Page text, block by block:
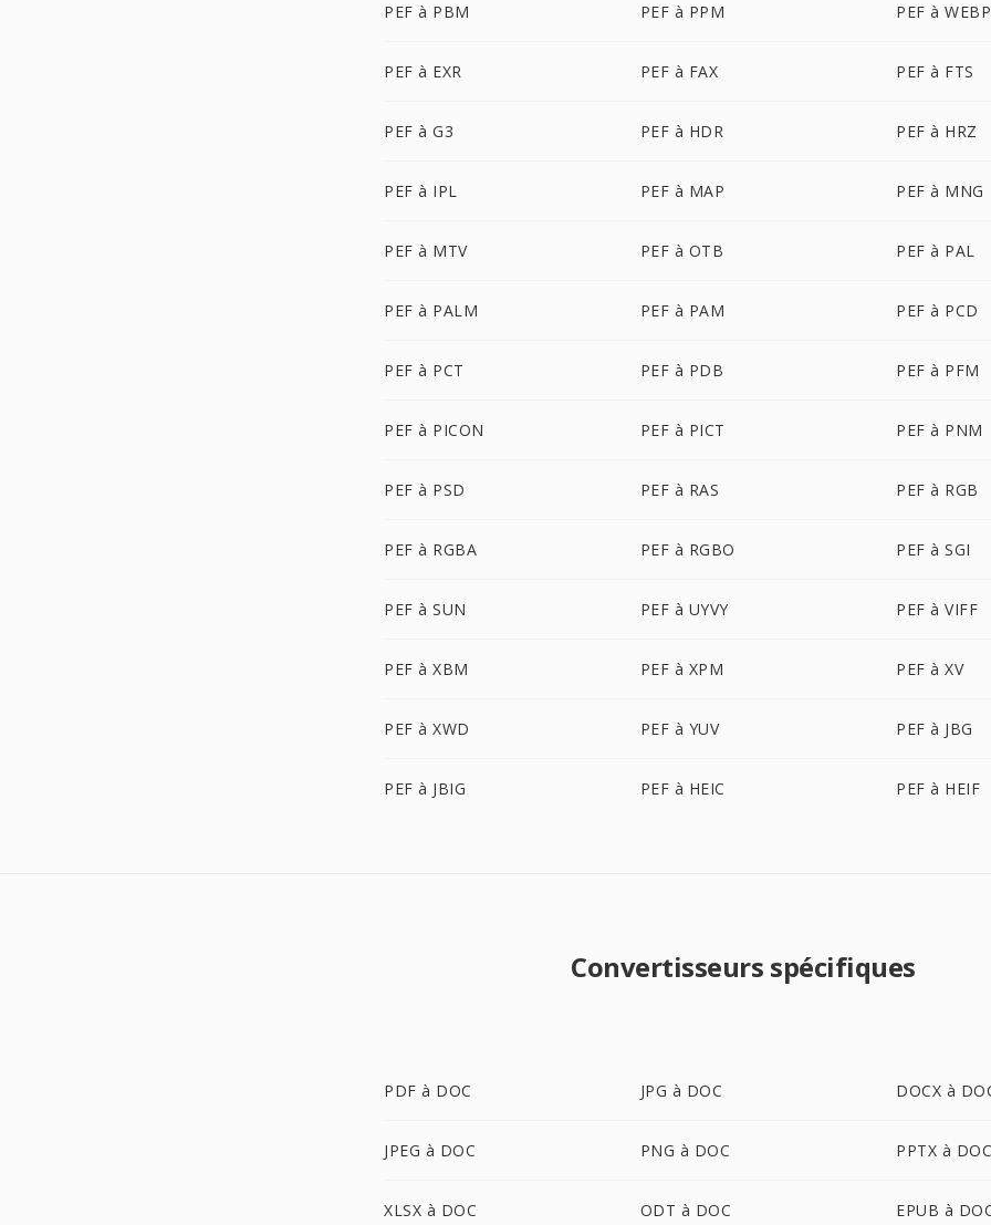
PEF à PBM PEF à PPM PEF à WEBP
PEF à EXR PEF à FAX PEF à FTS
PEF à G3 PEF à HDR PEF à HRZ
PEF à IPL PEF à MAP PEF à MNG
PEF à MTV PEF à OTB PEF à PAL
PEF à PALM PEF à PAM PEF à PCD
PEF à PCT PEF à PDB PEF à PFM
PEF à PICON PEF à PICT PEF à PNM
PEF à PSD PEF à RAS PEF à RGB
PEF à RGBA PEF à RGBO PEF à SGI
PEF à SUN PEF à UYVY PEF à VIFF
PEF à XBM PEF à XPM PEF à XV
PEF à XWD PEF à YUV PEF à JBG
PEF à JBIG PEF à HEIC PEF à HEIF
Convertisseurs spécifiques
PDF à DOC JPG à DOC DOCX à
JPEG à DOC PNG à DOC PPTX à
XLSX à DOC ODT à DOC EPUB à